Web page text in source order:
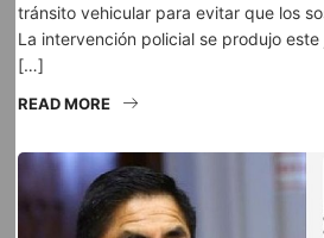
tránsito vehicular para evitar que los
La intervención policial se produjo
[…]
READ MORE